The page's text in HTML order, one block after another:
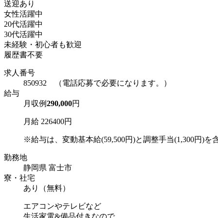
送迎あり
女性活躍中
20代活躍中
30代活躍中
未経験・初心者も歓迎
履歴書不要
求人番号
850932 （電話応募で必要になります。）
給与
月収例290,000円
月給 226400円
※給与は、変動基本給(59,500円)と調整手当(1,300円)を
勤務地
静岡県 富士市
寮・社宅
あり（無料）
エアコンやテレビなど